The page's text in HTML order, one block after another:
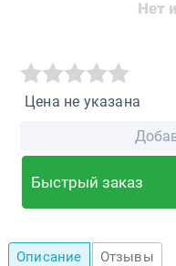
Цена не указана
Быстрый заказ
Описание Отзывы